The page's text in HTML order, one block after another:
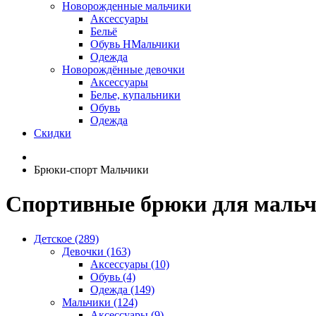
Новорожденные мальчики
Аксессуары
Бельё
Обувь НМальчики
Одежда
Новорождённые девочки
Аксессуары
Белье, купальники
Обувь
Одежда
Скидки
Брюки-спорт Мальчики
Спортивные брюки для
Детское (289)
Девочки (163)
Аксессуары (10)
Обувь (4)
Одежда (149)
Мальчики (124)